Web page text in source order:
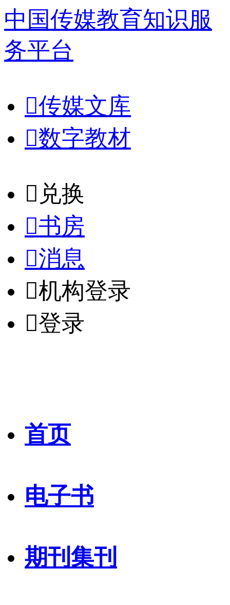
中国传媒教育知识服
务平台
传媒文库
数字教材
𐈈 兑换
书房
消息
机构登录
登录
首页
电子书
期刊集刊